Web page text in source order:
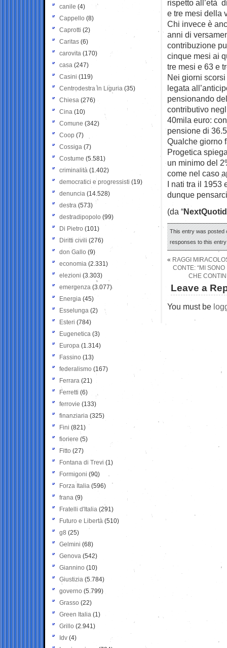
rispetto all’età
e tre mesi della
Chi invece è
anni di
contribuzione
cinque mesi ai
tre mesi e 63 e
Nei giorni
legata
pensionando
contributivo
40mila euro:
pensione di
Qualche giorno
Progetica
un minimo del
come nel caso
I nati tra il 1953
dunque
(da “
This entry was posted
responses to this
« RAGGI
CONTE: “MI
CHE
Leave a
You must be
canile (4)
Cappello (8)
Caprotti (2)
Caritas (6)
carovita (170)
casa (247)
Casini (119)
Centrodestra in Liguria (35)
Chiesa (276)
Cina (10)
Comune (342)
Coop (7)
Cossiga (7)
Costume (5.581)
criminalità (1.402)
democratici e progressisti (19)
denuncia (14.528)
destra (573)
destradipopolo (99)
Di Pietro (101)
Diritti civili (276)
don Gallo (9)
economia (2.331)
elezioni (3.303)
emergenza (3.077)
Energia (45)
Esselunga (2)
Esteri (784)
Eugenetica (3)
Europa (1.314)
Fassino (13)
federalismo (167)
Ferrara (21)
Ferretti (6)
ferrovie (133)
finanziaria (325)
Fini (821)
fioriere (5)
Fitto (27)
Fontana di Trevi (1)
Formigoni (90)
Forza Italia (596)
frana (9)
Fratelli d'Italia (291)
Futuro e Libertà (510)
g8 (25)
Gelmini (68)
Genova (542)
Giannino (10)
Giustizia (5.784)
governo (5.799)
Grasso (22)
Green Italia (1)
Grillo (2.941)
Idv (4)